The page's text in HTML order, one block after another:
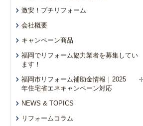
激安！プチリフォーム
会社概要
キャンペーン商品
福岡でリフォーム協力業者を募集してい
ます！
福岡市リフォーム補助金情報｜2025
年住宅省エネキャンペーン対応
NEWS & TOPICS
リフォームコラム